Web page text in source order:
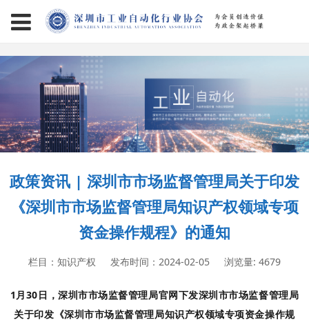
政策资讯 | 深圳市市场监督管理局关于印发
《深圳市市场监督管理局知识产权领域专项
资金操作规程》的通知
栏目：知识产权 发布时间：2024-02-05 浏览量: 4679
1月30日，深圳市市场监督管理局官网下发深圳市市场监督管理局
关于印发《深圳市市场监督管理局知识产权领域专项资金操作规